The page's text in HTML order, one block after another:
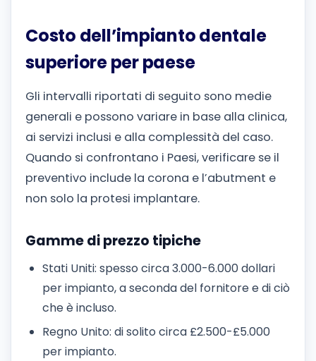
Costo dell’impianto dentale
superiore per paese
Gli intervalli riportati di seguito sono medie
generali e possono variare in base alla clinica,
ai servizi inclusi e alla complessità del caso.
Quando si confrontano i Paesi, verificare se il
preventivo include la corona e l’abutment e
non solo la protesi implantare.
Gamme di prezzo tipiche
Stati Uniti: spesso circa 3.000-6.000 dollari
per impianto, a seconda del fornitore e di ciò
che è incluso.
Regno Unito: di solito circa £2.500-£5.000
per impianto.